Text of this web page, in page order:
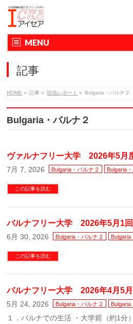
MENU
記事
HOME » 記事 » 現地レポート » Bulgaria・バルナ２
Bulgaria・バルナ２
ヴァルナフリー大学 2026年5月
7月 7, 2026 Bulgaria・バルナ２ Bulgaria・
この記事を読む
バルナフリー大学 2026年5月1
6月 30, 2026 Bulgaria・バルナ２ Bulgaria
この記事を読む
バルナフリー大学 2026年4月5
5月 24, 2026 Bulgaria・バルナ２ Bulgaria
１．バルナでの生活 ・大学前（約1